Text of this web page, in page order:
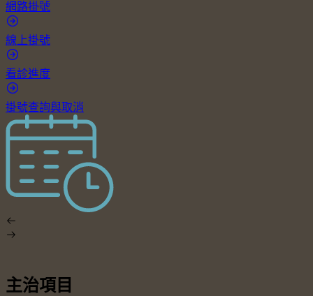
網路掛號
線上掛號
看診進度
掛號查詢與取消
主治項目